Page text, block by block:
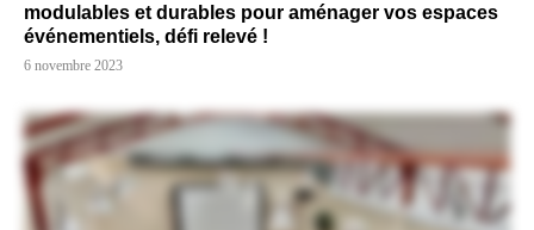
modulables et durables pour aménager vos espaces
événementiels, défi relevé !
6 novembre 2023